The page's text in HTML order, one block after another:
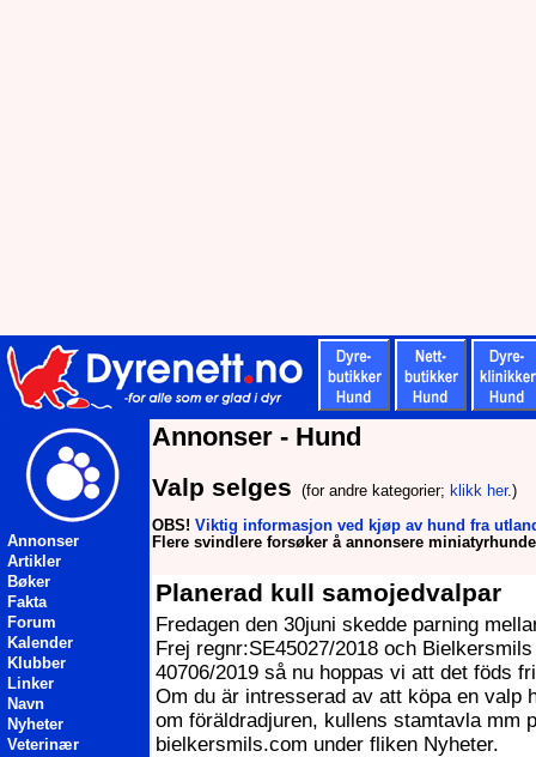
Annonser
Artikler
Bøker
Fakta
Forum
Kalender
Klubber
Linker
Navn
Nyheter
Veterinær
Annonser - Hund
Valp selges (for andre kategorier; klikk her.)
OBS! Viktig informasjon ved kjøp av hund fra
Flere svindlere forsøker å annonsere
Planerad kull samojedvalpar
Fredagen den 30juni skedde parning
Frej regnr:SE45027/2018 och
40706/2019 så nu hoppas vi att det föds
Om du är intresserad av att köpa en valp
om föräldradjuren, kullens stamtavla mm
bielkersmils.com under fliken Nyheter.